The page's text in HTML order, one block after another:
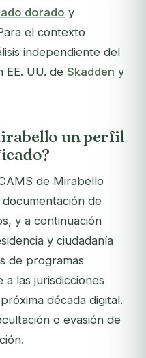
dorado y
el contexto
independiente del
EE. UU. de Skadden y
un perfil
de Mirabello
de
y a continuación
y ciudadanía
de programas
las jurisdicciones
década digital.
o evasión de